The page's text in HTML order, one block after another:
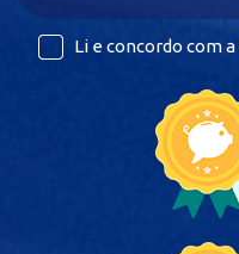
Li e concordo com a